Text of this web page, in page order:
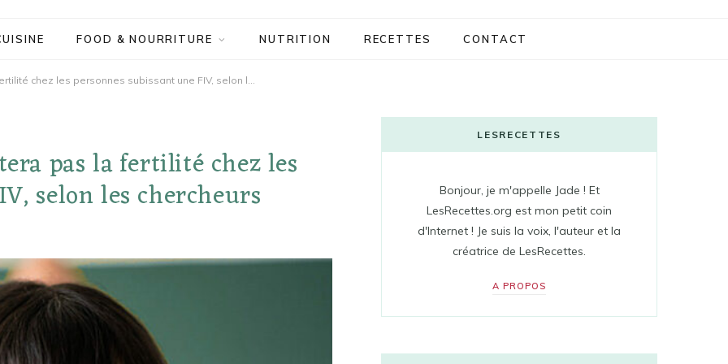
FOOD & NOURRITURE NUTRITION RECETTES CONTACT
Le vaccin COVID-19 n’affectera pas la fertilité chez les personnes subissant une FIV, selon les chercheurs
pas la fertilité chez les
selon les chercheurs
LESRECETTES
Bonjour, je m'appelle Jade ! Et
LesRecettes.org est mon petit coin
d'Internet ! Je suis la voix, l'auteur et la
créatrice de LesRecettes.
A PROPOS